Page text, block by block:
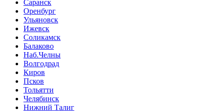
Саранск
Оренбург
Ульяновск
Ижевск
Соликамск
Балаково
Наб.Челны
Волгодрад
Киров
Псков
Тольятти
Челябинск
Нижний Талиг